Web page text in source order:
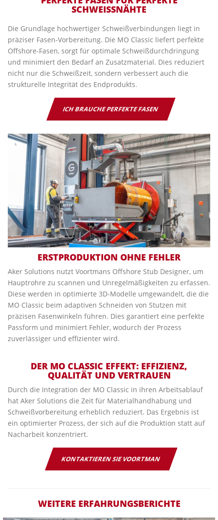
SCHWEISSNÄHTE
Die Grundlage hochwertiger Schweißverbindungen liegt in
präziser Fasen-Vorbereitung. Die MO Classic liefert perfekte
Offshore-Fasen, sorgt für optimale Schweißdurchdringung
und minimiert den Bedarf an Zusatzmaterial. Dies reduziert
nicht nur die Schweißzeit, sondern verbessert auch die
strukturelle Integrität des Endprodukts.
ICH BRAUCHE PERFEKTE FASEN
ERSTPRODUKTION OHNE FEHLER
Aker Solutions nutzt Voortmans Offshore Stub Designer, um
Hauptrohre zu scannen und Unregelmäßigkeiten zu erfassen.
Diese werden in optimierte 3D-Modelle umgewandelt, die die
MO Classic beim adaptiven Schneiden von Stutzen mit
präzisen Fasenwinkeln führen. Dies garantiert eine perfekte
Passform und minimiert Fehler, wodurch der Prozess
zuverlässiger und effizienter wird.
DER MO CLASSIC EFFEKT: EFFIZIENZ,
QUALITÄT UND VERTRAUEN
Durch die Integration der MO Classic in ihren Arbeitsablauf
hat Aker Solutions die Zeit für Materialhandhabung und
Schweißvorbereitung erheblich reduziert. Das Ergebnis ist
ein optimierter Prozess, der sich auf die Produktion statt auf
Nacharbeit konzentriert.
KONTAKTIEREN SIE VOORTMAN
WEITERE ERFAHRUNGSBERICHTE